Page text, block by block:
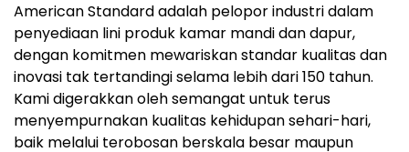
American Standard adalah pelopor industri dalam
penyediaan lini produk kamar mandi dan dapur,
dengan komitmen mewariskan standar kualitas dan
inovasi tak tertandingi selama lebih dari 150 tahun.
Kami digerakkan oleh semangat untuk terus
menyempurnakan kualitas kehidupan sehari-hari,
baik melalui terobosan berskala besar maupun